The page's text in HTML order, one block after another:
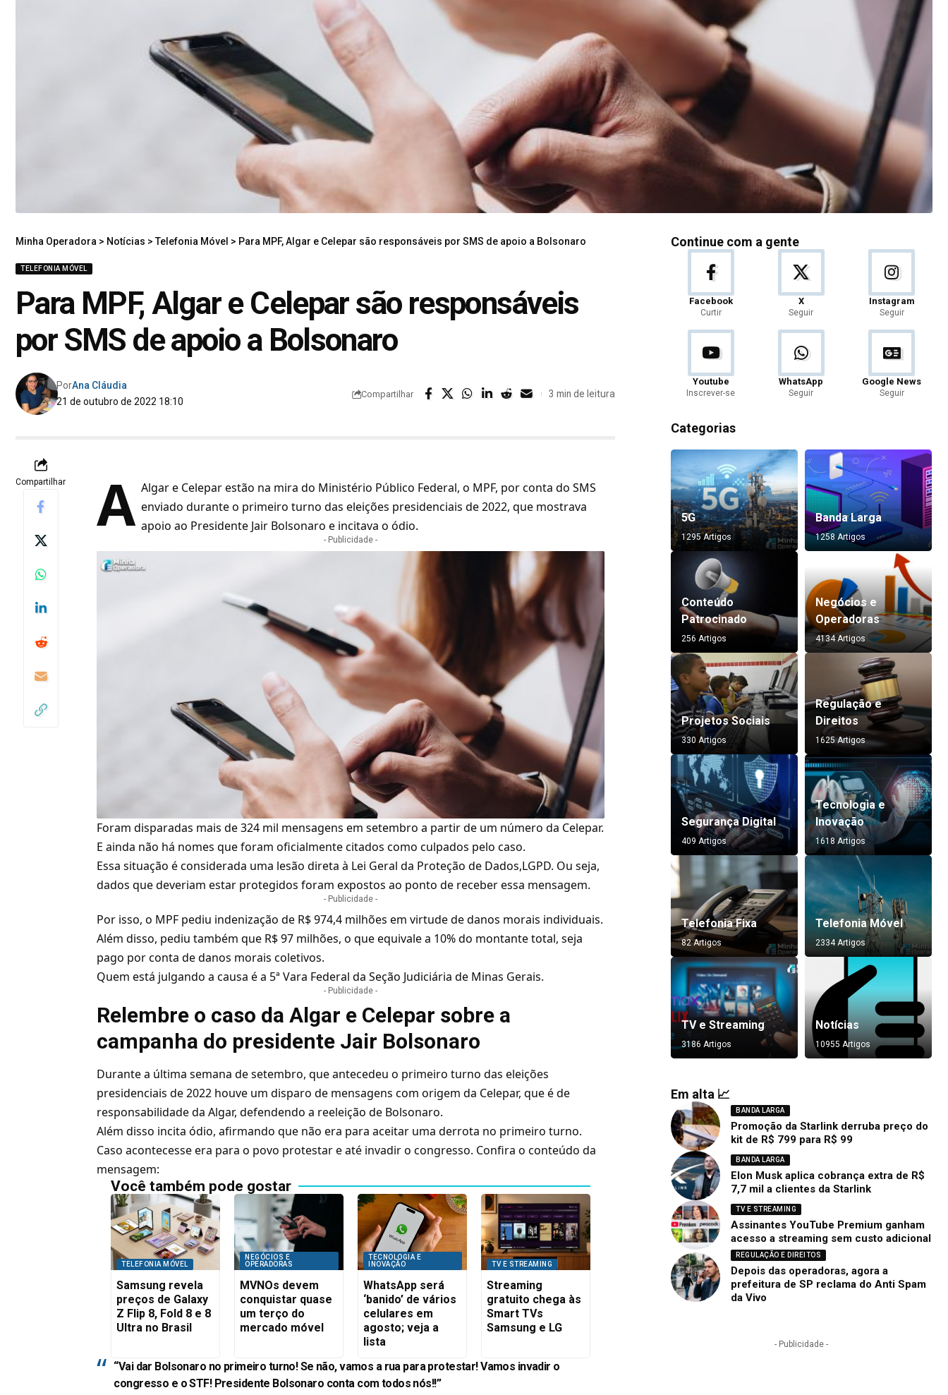
Minha Operadora > Notícias > Telefonia Móvel > Para MPF, Algar e Celepar são responsáveis por SMS de apoio a Bolsonaro
TELEFONIA MÓVEL
Para MPF, Algar e Celepar são responsáveis
por SMS de apoio a Bolsonaro
21 de outubro de 2022 18:10
PorAna Cláudia
Compartilhar 3 min de leitura
Compartilhar A Algar e Celepar estão na mira do Ministério Público Federal, o MPF, por conta do SMS
enviado durante o primeiro turno das eleições presidenciais de 2022, que mostrava
apoio ao Presidente Jair Bolsonaro e incitava o ódio.
- Publicidade -
Foram disparadas mais de 324 mil mensagens em setembro a partir de um número da Celepar.
E ainda não há nomes que foram oficialmente citados como culpados pelo caso.
Essa situação é considerada uma lesão direta à Lei Geral da Proteção de Dados,LGPD. Ou seja,
dados que deveriam estar protegidos foram expostos ao ponto de receber essa mensagem.
- Publicidade -
Por isso, o MPF pediu indenização de R$ 974,4 milhões em virtude de danos morais individuais.
Além disso, pediu também que R$ 97 milhões, o que equivale a 10% do montante total, seja
pago por conta de danos morais coletivos.
Quem está julgando a causa é a 5ª Vara Federal da Seção Judiciária de Minas Gerais.
- Publicidade -
Relembre o caso da Algar e Celepar sobre a
campanha do presidente Jair Bolsonaro
Durante a última semana de setembro, que antecedeu o primeiro turno daseleições
presidenciais de 2022 houve um disparo de mensagens com origem da Celepar, que é de
responsabilidade da Algar, defendendo a reeleição de Bolsonaro.
Além disso incita ódio, afirmando que não era para aceitar uma derrota no primeiro turno.
Caso acontecesse era para o povo protestar e até invadir o congresso. Confira o conteúdo da
mensagem:
Você também pode gostar
TELEFONIA MÓVEL
Samsung revela
preços de Galaxy
Z Flip 8, Fold 8 e 8
Ultra no Brasil
NEGÓCIOS E
OPERADORAS
MVNOs devem
conquistar quase
um terço do
mercado móvel
TECNOLOGIA E
INOVAÇÃO
WhatsApp será
‘banido’ de vários
celulares em
agosto; veja a
lista
TV E STREAMING
Streaming
gratuito chega às
Smart TVs
Samsung e LG
“Vai dar Bolsonaro no primeiro turno! Se não, vamos a rua para protestar! Vamos invadir o
congresso e o STF! Presidente Bolsonaro conta com todos nós!!”
Continue com a gente
Facebook
Curtir
X
Seguir
Instagram
Seguir
Youtube
Inscrever-se
WhatsApp
Seguir
Google News
Seguir
Categorias
5G
1295 Artigos
Banda Larga
1258 Artigos
Conteúdo
Patrocinado
256 Artigos
Negócios e
Operadoras
4134 Artigos
Projetos Sociais
330 Artigos
Regulação e
Direitos
1625 Artigos
Segurança Digital
409 Artigos
Tecnologia e
Inovação
1618 Artigos
Telefonia Fixa
82 Artigos
Telefonia Móvel
2334 Artigos
TV e Streaming
3186 Artigos
Notícias
10955 Artigos
Em alta 📈
BANDA LARGA
Promoção da Starlink derruba preço do
kit de R$ 799 para R$ 99
BANDA LARGA
Elon Musk aplica cobrança extra de R$
7,7 mil a clientes da Starlink
TV E STREAMING
Assinantes YouTube Premium ganham
acesso a streaming sem custo adicional
REGULAÇÃO E DIREITOS
Depois das operadoras, agora a
prefeitura de SP reclama do Anti Spam
da Vivo
- Publicidade -